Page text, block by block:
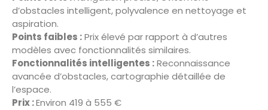
d’obstacles intelligent, polyvalence en nettoyage et
aspiration.
Points faibles :Prix élevé par rapport à d’autres
modèles avec fonctionnalités similaires.
Fonctionnalités intelligentes :Reconnaissance
avancée d’obstacles, cartographie détaillée de
l’espace.
Prix :Environ 419 à 555 €